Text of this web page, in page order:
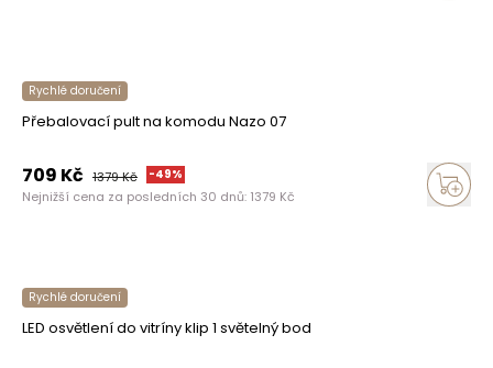
Rychlé doručení
Přebalovací pult na komodu Nazo 07
709 Kč 1379Kč -49%
Nejnižší cena za posledních 30 dnů: 1379 Kč
Rychlé doručení
LED osvětlení do vitríny klip 1 světelný bod